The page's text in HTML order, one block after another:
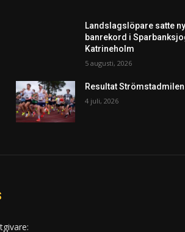
Landslagslöpare satte
banrekord i
Katrineholm
5 augusti, 2026
Resultat
4 juli, 2026